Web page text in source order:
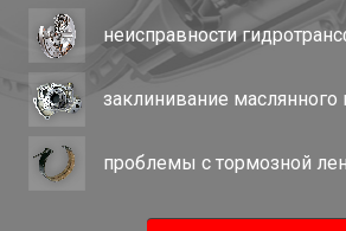
неисправности
заклинивание маслянного
проблемы с тормозной